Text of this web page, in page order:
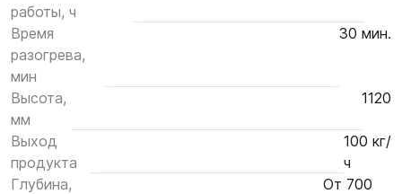
работы, ч
Время
разогрева,
мин
30 мин.
Высота,
мм
1120
Выход
продукта
100 кг/
ч
Глубина,
От 700